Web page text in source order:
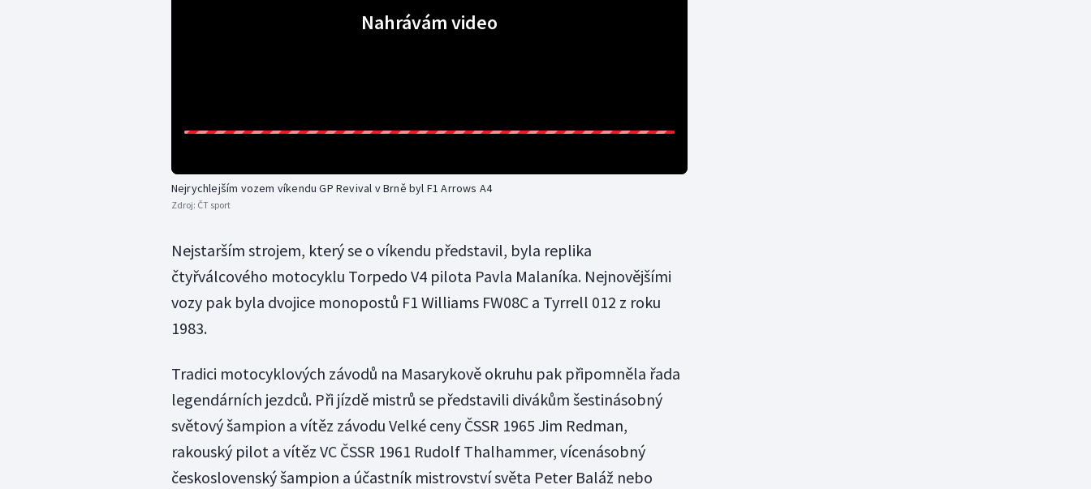
Nahrávám video
Nejrychlejším vozem víkendu GP Revival v Brně byl F1 Arrows A4
Zdroj: ČT sport
Nejstarším strojem, který se o víkendu představil, byla replika
čtyřválcového motocyklu Torpedo V4 pilota Pavla Malaníka. Nejnovějšími
vozy pak byla dvojice monopostů F1 Williams FW08C a Tyrrell 012 z roku
1983.
Tradici motocyklových závodů na Masarykově okruhu pak připomněla řada
legendárních jezdců. Při jízdě mistrů se představili divákům šestinásobný
světový šampion a vítěz závodu Velké ceny ČSSR 1965 Jim Redman,
rakouský pilot a vítěz VC ČSSR 1961 Rudolf Thalhammer, vícenásobný
československý šampion a účastník mistrovství světa Peter Baláž nebo